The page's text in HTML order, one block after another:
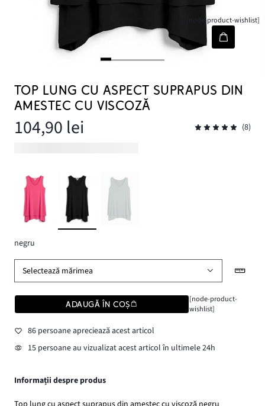
[node-product-wishlist]
TOP LUNG CU ASPECT SUPRAPUS DIN
AMESTEC CU VISCOZĂ
104,90 lei (8)
negru
Selectează mărimea
ADAUGĂ ÎN COȘ
[node-product-
wishlist]
86 persoane apreciează acest articol
15 persoane au vizualizat acest articol în ultimele 24h
Informații despre produs